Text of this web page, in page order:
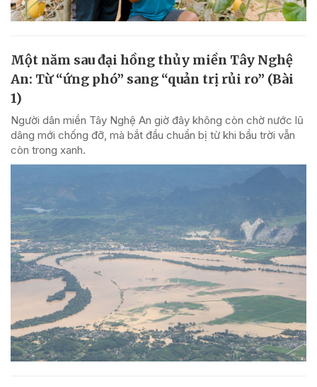
Một năm sau đại hồng thủy miền Tây Nghệ
An: Từ “ứng phó” sang “quản trị rủi ro” (Bài
1)
Người dân miền Tây Nghệ An giờ đây không còn chờ nước lũ
dâng mới chống đỡ, mà bắt đầu chuẩn bị từ khi bầu trời vẫn
còn trong xanh.